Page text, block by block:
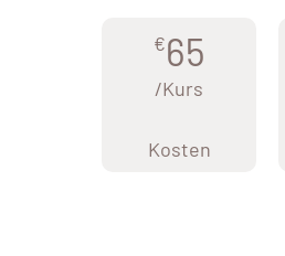
€65
/Kurs
Kosten